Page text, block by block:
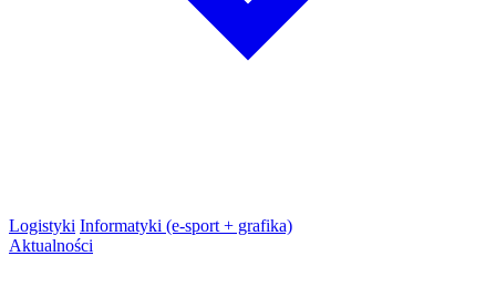
Logistyki Informatyki (e-sport + grafika)
Aktualności